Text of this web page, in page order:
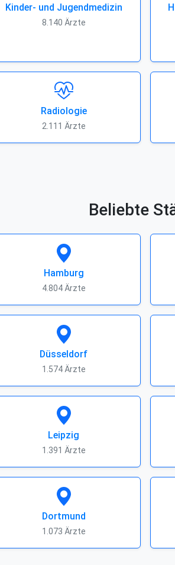
Kinder- und Jugendmedizin
8.140 Ärzte
Radiologie
2.111 Ärzte
Beliebte
Hamburg
4.804 Ärzte
Düsseldorf
1.574 Ärzte
Leipzig
1.391 Ärzte
Dortmund
1.073 Ärzte